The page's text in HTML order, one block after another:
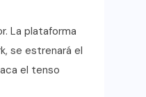
La plataforma
se estrenará el
el tenso